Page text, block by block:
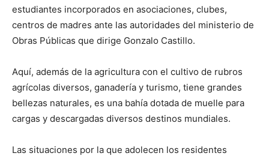
estudiantes incorporados en asociaciones, clubes,
centros de madres ante las autoridades del ministerio de
Obras Públicas que dirige Gonzalo Castillo.
Aquí, además de la agricultura con el cultivo de rubros
agrícolas diversos, ganadería y turismo, tiene grandes
bellezas naturales, es una bahía dotada de muelle para
cargas y descargadas diversos destinos mundiales.
Las situaciones por la que adolecen los residentes